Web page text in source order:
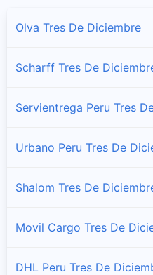
Olva Tres De Diciembre
Scharff Tres De
Servientrega Peru Tres
Urbano Peru Tres De
Shalom Tres De
Movil Cargo Tres De
DHL Peru Tres De